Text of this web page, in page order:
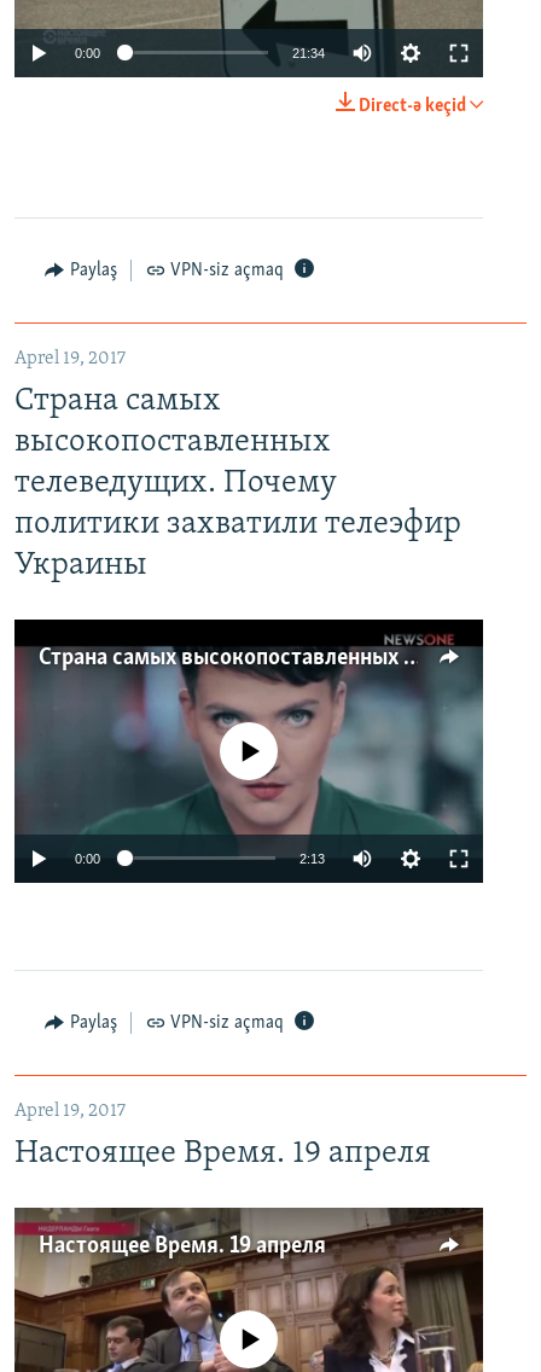
0:00 21:34
Direct-ə keçid
Paylaş VPN-siz açmaq
Aprel 19, 2017
Страна самых
высокопоставленных
телеведущих. Почему
политики захватили телеэфир
Украины
Страна самых высокопоставленных телеведущих. Почему политики захватили телеэфир Украины
No media source currently available
0:00 2:13
Paylaş VPN-siz açmaq
Aprel 19, 2017
Настоящее Время. 19 апреля
Настоящее Время. 19 апреля
No media source currently available